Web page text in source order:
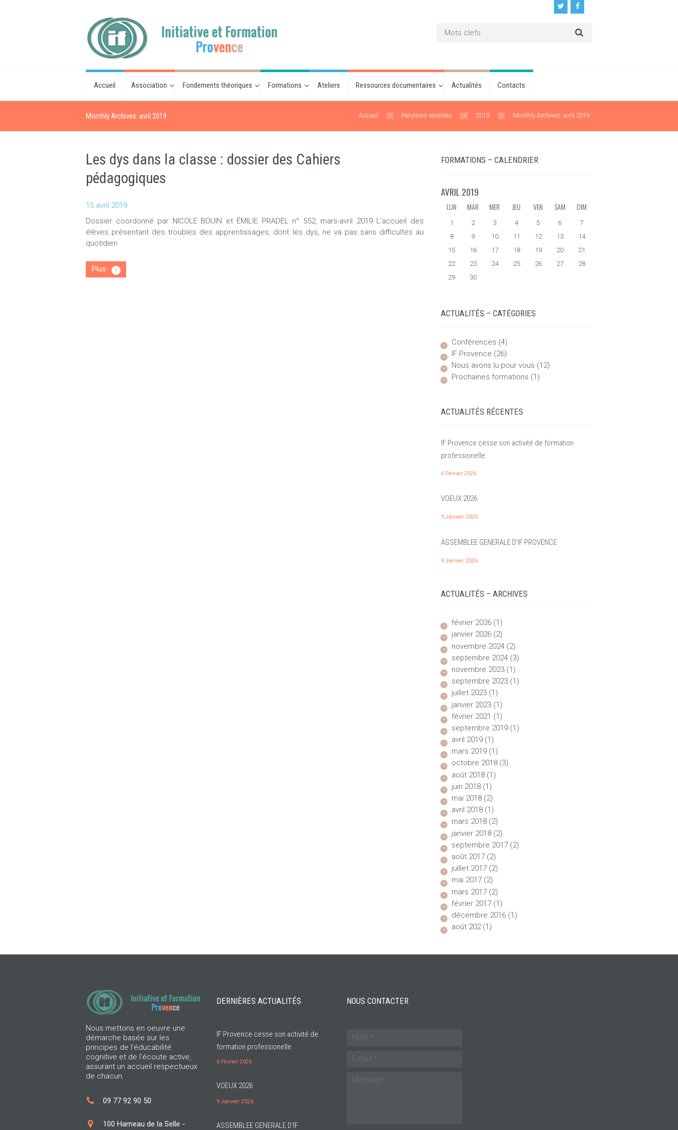
Accueil Association Fondements théoriques Formations Ateliers Ressources documentaires Actualités Contacts
Monthly Archives: avril 2019 Accueil Parutions récentes 2019 Monthly Archives: avril 2019
Les dys dans la classe : dossier des Cahiers
pédagogiques
15 avril 2019
Dossier coordonné par NICOLE BOUIN et ÉMILIE PRADEL n° 552, mars-avril 2019 L’accueil des
élèves présentant des troubles des apprentissages, dont les dys, ne va pas sans difficultés au
quotidien
Plus
FORMATIONS – CALENDRIER
AVRIL2019
LUN MAR MER JEU VEN SAM DIM
1 2 3 4 5 6
7
8
9 10 11 12 13
14
15
16 17 18 19 20
21
22
23 24 25 26 27
28
29
30
ACTUALITÉS – CATÉGORIES
Conférences (4)
IF Provence (26)
Nous avons lu pour vous (12)
Prochaines formations (1)
ACTUALITÉS RÉCENTES
IF Provence cesse son activité de formation
professionelle
6 Février 2026
VOEUX 2026
9 Janvier 2026
ASSEMBLEE GENERALE D'IF PROVENCE
9 Janvier 2026
ACTUALITÉS – ARCHIVES
février 2026 (1)
janvier 2026 (2)
novembre 2024 (2)
septembre 2024 (3)
novembre 2023 (1)
septembre 2023 (1)
juillet 2023 (1)
janvier 2023 (1)
février 2021 (1)
septembre 2019 (1)
avril 2019 (1)
mars 2019 (1)
octobre 2018 (3)
août 2018 (1)
juin 2018 (1)
mai 2018 (2)
avril 2018 (1)
mars 2018 (2)
janvier 2018 (2)
septembre 2017 (2)
août 2017 (2)
juillet 2017 (2)
mai 2017 (2)
mars 2017 (2)
février 2017 (1)
décembre 2016 (1)
août 202(1)
Nous mettons en oeuvre une
démarche basée sur les
principes de l’éducabilité
cognitive et de l’écoute active,
assurant un accueil respectueux
de chacun.
09 77 92 90 50
100 Hameau de la Selle -
DERNIÈRES ACTUALITÉS
IF Provence cesse son activité de
formation professionelle
6 Février 2026
VOEUX 2026
9 Janvier 2026
ASSEMBLEE GENERALE D'IF
NOUS CONTACTER